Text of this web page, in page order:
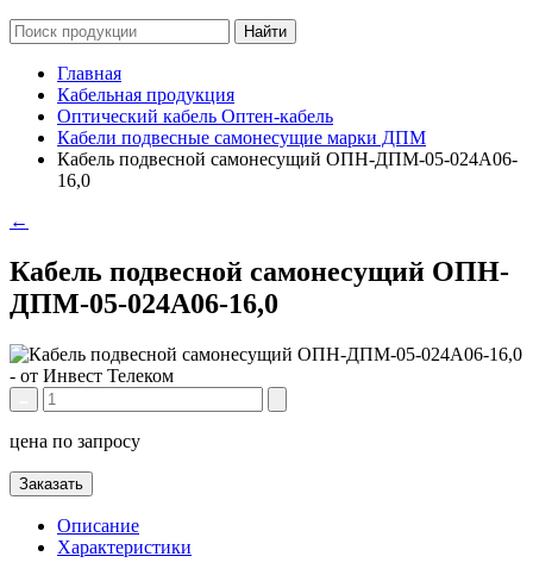
Главная
Кабельная продукция
Оптический кабель Оптен-кабель
Кабели подвесные самонесущие марки ДПМ
Кабель подвесной самонесущий ОПН-ДПМ-05-024А06-
16,0
←
Кабель подвесной самонесущий ОПН-
ДПМ-05-024А06-16,0
цена по запросу
Заказать
Описание
Характеристики